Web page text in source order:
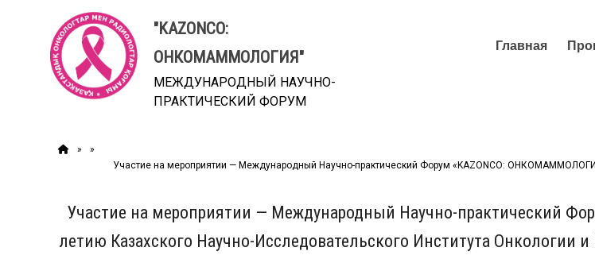
содержимому
"KAZONCO:
ОНКОМАММОЛОГИЯ"
МЕЖДУНАРОДНЫЙ НАУЧНО-
ПРАКТИЧЕСКИЙ ФОРУМ
Главная
»
»
Участие на мероприятии — Международный Научно-практический Форум «KAZONCO:
Участие на мероприятии — Международный Научно-практический
летию Казахского Научно-Исследовательского Института